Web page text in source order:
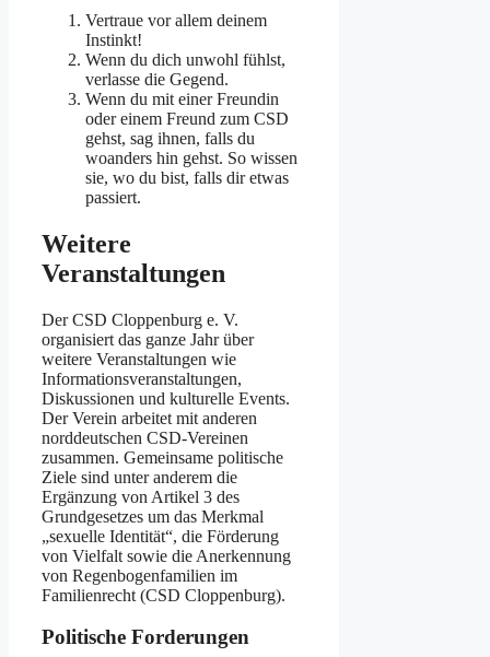
Vertraue vor allem deinem
Instinkt!
Wenn du dich unwohl fühlst,
verlasse die Gegend.
Wenn du mit einer Freundin
oder einem Freund zum CSD
gehst, sag ihnen, falls du
woanders hin gehst. So wissen
sie, wo du bist, falls dir etwas
passiert.
Weitere
Veranstaltungen
Der CSD Cloppenburg e. V.
organisiert das ganze Jahr über
weitere Veranstaltungen wie
Informationsveranstaltungen,
Diskussionen und kulturelle Events.
Der Verein arbeitet mit anderen
norddeutschen CSD-Vereinen
zusammen. Gemeinsame politische
Ziele sind unter anderem die
Ergänzung von Artikel 3 des
Grundgesetzes um das Merkmal
„sexuelle Identität“, die Förderung
von Vielfalt sowie die Anerkennung
von Regenbogenfamilien im
Familienrecht (CSD Cloppenburg).
Politische Forderungen